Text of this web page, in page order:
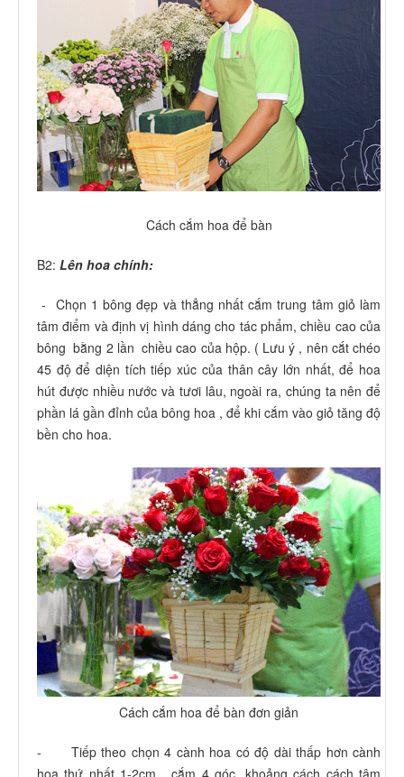
Cách cắm hoa để bàn
B2: Lên hoa chính:
- Chọn 1 bông đẹp và thẳng nhất cắm trung tâm giỏ làm
tâm điểm và định vị hình dáng cho tác phẩm, chiều cao của
bông bằng 2 lần chiều cao của hộp. ( Lưu ý , nên cắt chéo
45 độ để diện tích tiếp xúc của thân cây lớn nhất, để hoa
hút được nhiều nước và tươi lâu, ngoài ra, chúng ta nên để
phần lá gần đỉnh của bông hoa , để khi cắm vào giỏ tăng độ
bền cho hoa.
Cách cắm hoa để bàn đơn giản
- Tiếp theo chọn 4 cành hoa có độ dài thấp hơn cành